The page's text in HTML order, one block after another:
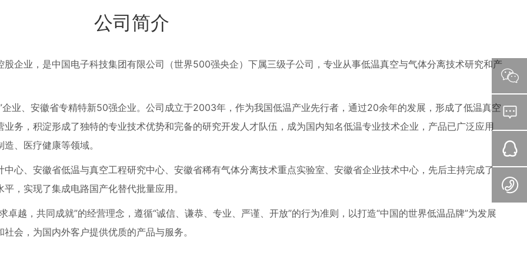
公司简介
企业，是中国电子科技集团有限公司（世界500强央企）下属三级子公司，专业从事低温真空与气体分离技术研究和产
业、安徽省专精特新50强企业。公司成立于2003年，作为我国低温产业先行者，通过20余年的发展，形成了低温真空
务，积淀形成了独特的专业技术优势和完备的研究开发人才队伍，成为国内知名低温专业技术企业，产品已广泛应用
、医疗健康等领域。
心、安徽省低温与真空工程研究中心、安徽省稀有气体分离技术重点实验室、安徽省企业技术中心，先后主持完成了
，实现了集成电路国产化替代批量应用。
越，共同成就”的经营理念，遵循“诚信、谦恭、专业、严谨、开放”的行为准则，以打造“中国的世界低温品牌”为发展
会，为国内外客户提供优质的产品与服务。